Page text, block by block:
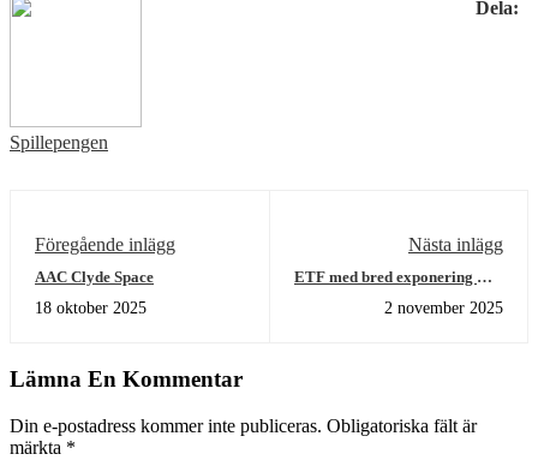
Dela:
Spillepengen
Föregående inlägg
AAC Clyde Space
18 oktober 2025
Nästa inlägg
ETF med bred exponering mot
2 november 2025
Lämna En Kommentar
Din e-postadress kommer inte publiceras. Obligatoriska fält är
märkta *